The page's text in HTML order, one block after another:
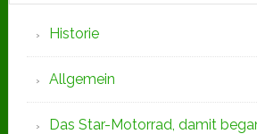
Seitenspalte
Historie
Allgemein
Das Star-Motorrad, damit